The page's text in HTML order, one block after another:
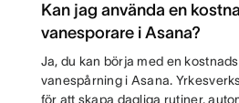
Kan jag använda en
vanesporare i Asana?
Ja, du kan börja med en
vanespårning i Asana.
för att skapa dagliga rutiner,